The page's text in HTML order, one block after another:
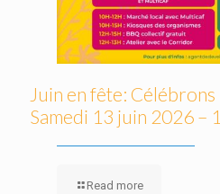
Juin en fête: Célébrons
Samedi 13 juin 2026 –
Read more